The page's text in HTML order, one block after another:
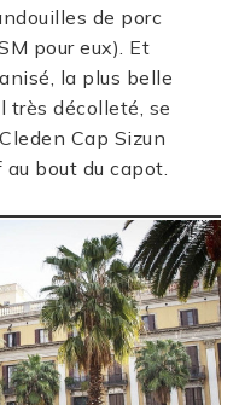
de porc
pour eux). Et
la plus belle
très décolleté, se
Cap Sizun
au bout du capot.